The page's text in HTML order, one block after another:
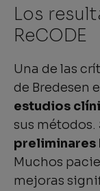
Los
ReCODE
Una de las
de Bredesen
estudios
sus
preliminares
Muchos
mejoras